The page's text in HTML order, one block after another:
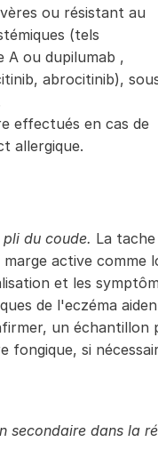
ou résistant au
(tels
A ou dupilumab ,
abrocitinib),
effectués en cas de
allergique.
du coude. La
active comme
et les
de l'eczéma
un échantillon
fongique, si
secondaire dans la